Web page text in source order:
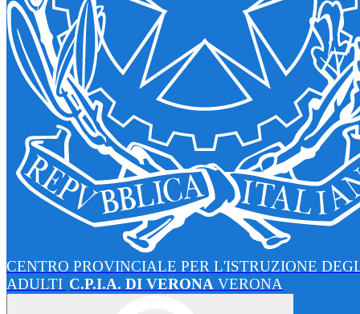
CENTRO PROVINCIALE PER L'ISTRUZIONE
ADULTI C.P.I.A. DI VERONA VERONA